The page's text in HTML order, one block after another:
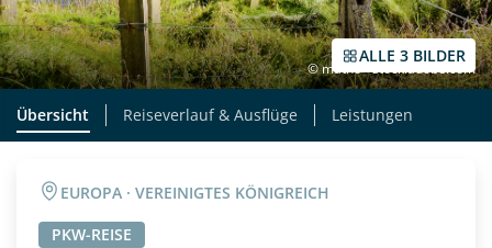
ALLE 3 BILDER
© matho - stock.adobe.com
Übersicht Reiseverlauf & Ausflüge Leistungen
EUROPA · VEREINIGTES KÖNIGREICH
PKW-REISE